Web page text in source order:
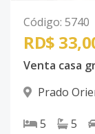
Código: 5740
RD$
Prado
5 5